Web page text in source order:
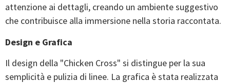
attenzione ai dettagli, creando un ambiente suggestivo
che contribuisce alla immersione nella storia raccontata.
Design e Grafica
Il design della "Chicken Cross" si distingue per la sua
semplicità e pulizia di linee. La grafica è stata realizzata